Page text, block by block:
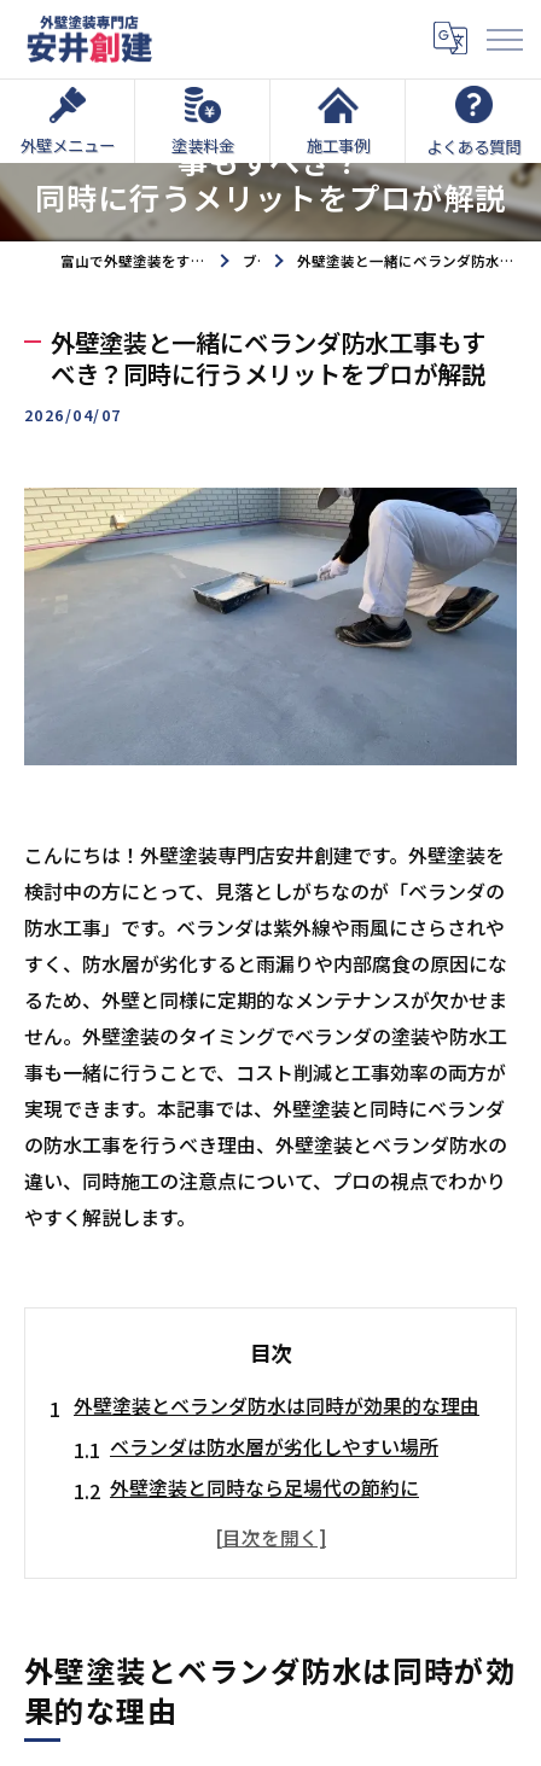
外壁メニュー 塗装料金 施工事例 よくある質問
外壁塗装と一緒にベランダ防水工
事もすべき？
同時に行うメリットをプロが解説
富山で外壁塗装をするなら外壁塗装専門店安井創建へ ブログ 外壁塗装と一緒にベランダ防水工事もすべき？同時に行うメリットをプロが解説
外壁塗装と一緒にベランダ防水工事もす
べき？同時に行うメリットをプロが解説
2026/04/07
こんにちは！外壁塗装専門店安井創建です。外壁塗装を
検討中の方にとって、見落としがちなのが「ベランダの
防水工事」です。ベランダは紫外線や雨風にさらされや
すく、防水層が劣化すると雨漏りや内部腐食の原因にな
るため、外壁と同様に定期的なメンテナンスが欠かせま
せん。外壁塗装のタイミングでベランダの塗装や防水工
事も一緒に行うことで、コスト削減と工事効率の両方が
実現できます。本記事では、外壁塗装と同時にベランダ
の防水工事を行うべき理由、外壁塗装とベランダ防水の
違い、同時施工の注意点について、プロの視点でわかり
やすく解説します。
目次
外壁塗装とベランダ防水は同時が効果的な理由
ベランダは防水層が劣化しやすい場所
外壁塗装と同時なら足場代の節約に
建物全体の防水性と耐久性が高まる
ベランダ防水工事は防水層の再形成が中心
施工内容と費用が状態によって大きく変わ
外壁塗装とベランダ防水は同時が効
果的な理由